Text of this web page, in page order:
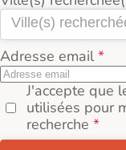
Adresse email
J'accepte que
utilisées pour
recherche